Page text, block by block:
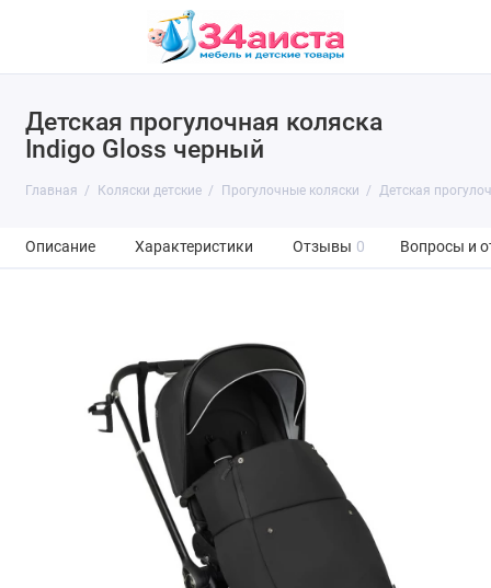
Детская прогулочная коляска
Indigo Gloss черный
Главная Коляски детские Прогулочные коляски Детская
Описание Характеристики Отзывы 0 Вопросы и